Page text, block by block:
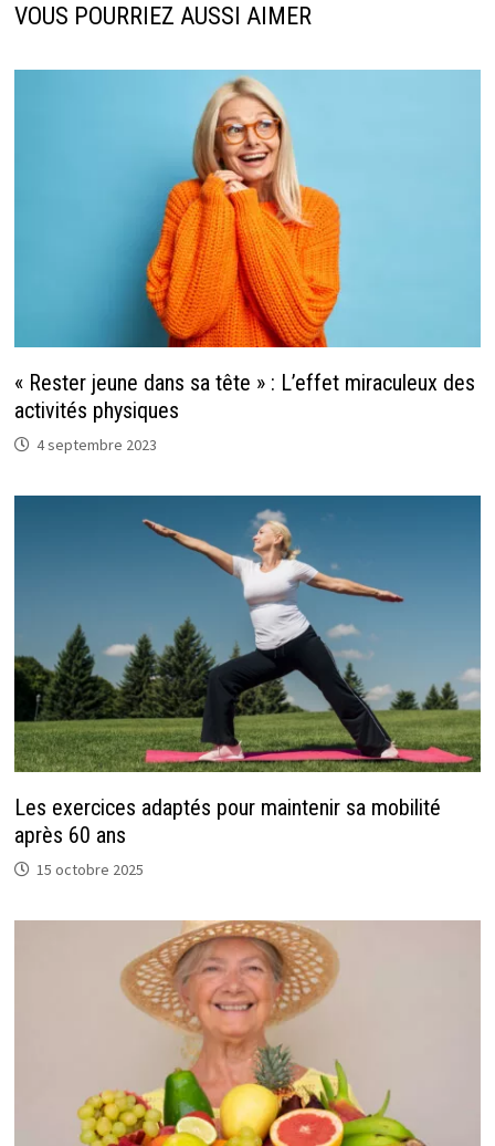
VOUS POURRIEZ AUSSI AIMER
« Rester jeune dans sa tête » : L’effet miraculeux des
activités physiques
4 septembre 2023
Les exercices adaptés pour maintenir sa mobilité
après 60 ans
15 octobre 2025